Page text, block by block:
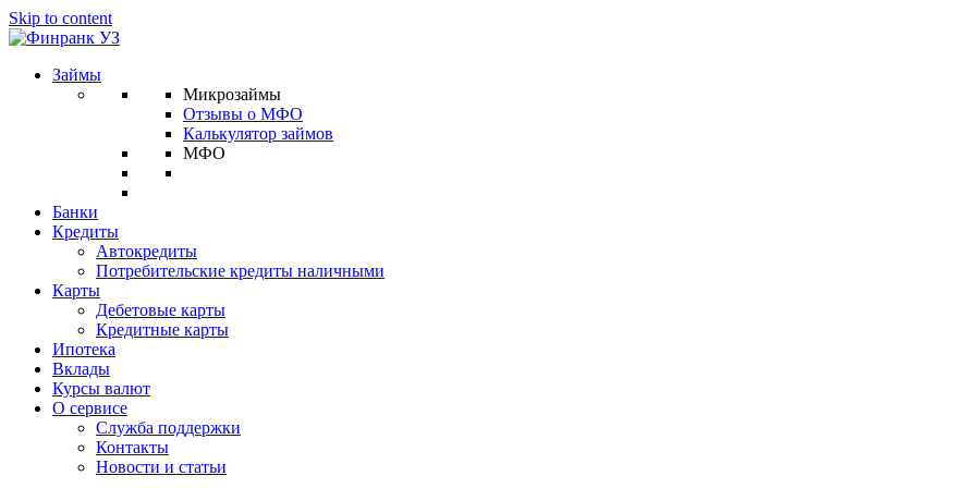
Skip to content
Займы
Микрозаймы
Отзывы о МФО
Калькулятор займов
МФО
Банки
Кредиты
Автокредиты
Потребительские кредиты наличными
Карты
Дебетовые карты
Кредитные карты
Ипотека
Вклады
Курсы валют
О сервисе
Служба поддержки
Контакты
Новости и статьи